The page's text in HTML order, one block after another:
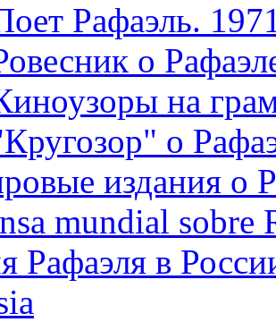
Рафаэль.
о
на
о
издания о
mundial sobre
Рафаэля в